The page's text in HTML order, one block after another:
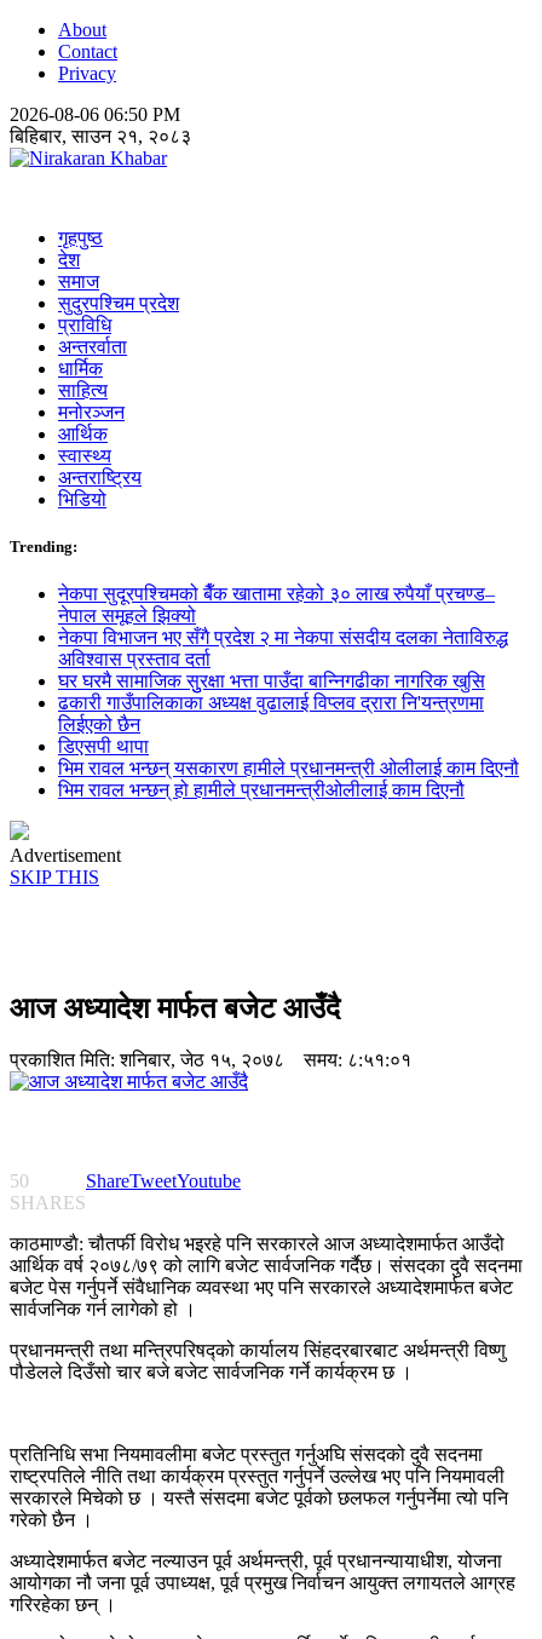
About
Contact
Privacy
2026-08-06 06:50 PM
बिहिबार, साउन २१, २०८३
गृहपुष्ठ
देश
समाज
सुदुरपश्चिम प्रदेश
प्राविधि
अन्तरर्वाता
धार्मिक
साहित्य
मनोरञ्जन
आर्थिक
स्वास्थ्य
अन्तराष्ट्रिय
भिडियो
Trending:
नेकपा सुदूरपश्चिमको बैँक खातामा रहेको ३० लाख रुपैयाँ प्रचण्ड–
नेपाल समूहले झिक्य‍ो
नेकपा विभाजन भए सँगै प्रदेश २ मा नेकपा संसदीय दलका नेताविरुद्ध
अविश्वास प्रस्ताव दर्ता
घर घरमै सामाजिक सुुरक्षा भत्ता पाउँदा बान्निगढीका नागरिक खुसि
ढकारी गाउँपालिकाका अध्यक्ष वुढालाई विप्लव द्रारा नि'यन्त्रणमा
लिईएको छैन
डिएसपी थापा
भिम रावल भन्छन् यसकारण हामीले प्रधानमन्त्री ओलीलाई काम दिएनौ
भिम रावल भन्छन् हो हामीले प्रधानमन्त्रीओलीलाई काम दिएनौ
Advertisement
SKIP THIS
आज अध्यादेश मार्फत बजेट आउँदै
प्रकाशित मिति:शनिबार, जेठ १५, २०७८ समय: ८:५१:०१
50
SHARES
ShareTweetYoutube
काठमाण्डाै: चौतर्फी विरोध भइरहे पनि सरकारले आज अध्यादेशमार्फत आउँदो
आर्थिक वर्ष २०७८/७९ को लागि बजेट सार्वजनिक गर्दैछ। संसदका दुवै सदनमा
बजेट पेस गर्नुपर्ने संवैधानिक व्यवस्था भए पनि सरकारले अध्यादेशमार्फत बजेट
सार्वजनिक गर्न लागेको हो ।
प्रधानमन्त्री तथा मन्त्रिपरिषद्को कार्यालय सिंहदरबारबाट अर्थमन्त्री विष्णु
पौडेलले दिउँसो चार बजे बजेट सार्वजनिक गर्ने कार्यक्रम छ ।
प्रतिनिधि सभा नियमावलीमा बजेट प्रस्तुत गर्नुअघि संसदको दुवै सदनमा
राष्ट्रपतिले नीति तथा कार्यक्रम प्रस्तुत गर्नुपर्ने उल्लेख भए पनि नियमावली
सरकारले मिचेको छ । यस्तै संसदमा बजेट पूर्वको छलफल गर्नुपर्नेमा त्यो पनि
गरेको छैन ।
अध्यादेशमार्फत बजेट नल्याउन पूर्व अर्थमन्त्री, पूर्व प्रधानन्यायाधीश, योजना
आयोगका नौ जना पूर्व उपाध्यक्ष, पूर्व प्रमुख निर्वाचन आयुक्त लगायतले आग्रह
गरिरहेका छन् ।